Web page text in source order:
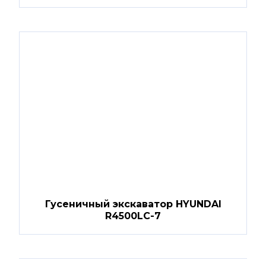
Гусеничный экскаватор HYUNDAI
R4500LC-7